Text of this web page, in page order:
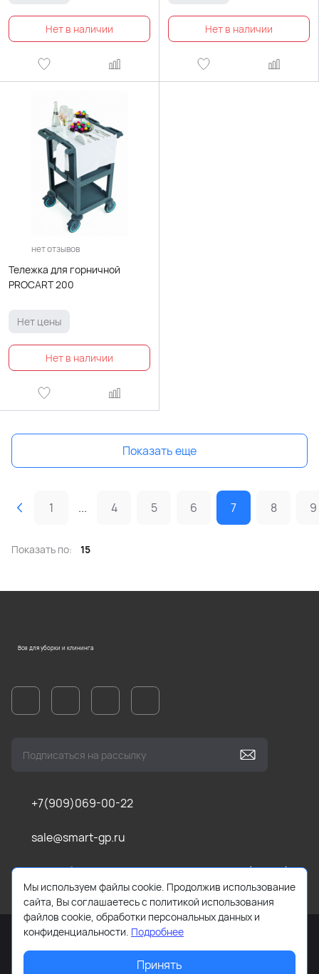
нет отзывов
Тележка для горничной
PROCART 200
Нет цены
Показать еще
1 ... 4 5 6 7 8 9
Показать по: 15
Все для уборки и клининга
+7(909)069-00-22
sale@smart-gp.ru
г. Челябинск, ул Каслинская, д. 1, оф. 201 (1 этаж)
Мы используем файлы cookie. Продолжив использование
сайта, Вы соглашаетесь с политикой использования
файлов cookie, обработки персональных данных и
конфиденциальности. Подробнее
Принять